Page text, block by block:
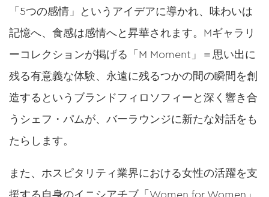
「5つの感情」というアイデアに導かれ、味わいは
記憶へ、食感は感情へと昇華されます。Mギャラリ
ーコレクションが掲げる「M Moment」＝思い出に
残る有意義な体験、永遠に残るつかの間の瞬間を創
造するというブランドフィロソフィーと深く響き合
うシェフ・パムが、バーラウンジに新たな対話をも
たらします。
また、ホスピタリティ業界における女性の活躍を支